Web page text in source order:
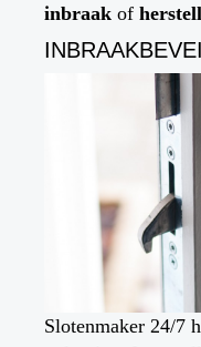
inbraak of
Slotenmaker 24/7